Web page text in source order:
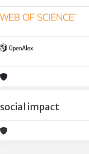
social impact